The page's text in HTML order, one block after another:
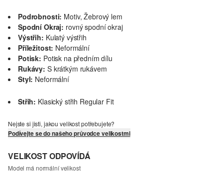
Podrobnosti: Motiv, Žebrový lem
Spodní Okraj: rovný spodní okraj
Výstřih: Kulatý výstřih
Příležitost: Neformální
Potisk: Potisk na předním dílu
Rukávy: S krátkým rukávem
Styl: Neformální
Střih: Klasický střih Regular Fit
Nejste si jisti, jakou velikost potřebujete?
Podívejte se do našeho průvodce velikostmi
VELIKOST ODPOVÍDÁ
Model má normální velikost